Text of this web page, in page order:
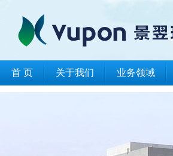
首 页 关于我们 业务领域